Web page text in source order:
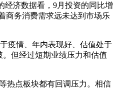
济数据看，9月投资的同比增
商务消费需求远未达到市场乐
疫情、年内表现好、估值处于
但经过短期业绩压力和估值
热点板块都有回调压力。相信